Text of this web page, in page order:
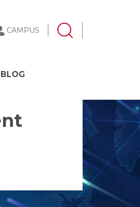
CAMPUS
BLOG